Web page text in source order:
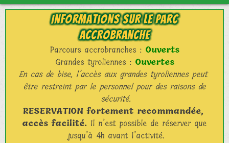
Informations sur le parc
accrobranche
Parcours accrobranches :Ouverts
Grandes tyroliennes :Ouvertes
En cas de bise, l’accès aux grandes tyroliennes peut
être restreint par le personnel pour des raisons de
sécurité.
RESERVATION fortement recommandée,
accès facilité.Il n’est possible de réserver que
jusqu’à 4h avant l’activité.